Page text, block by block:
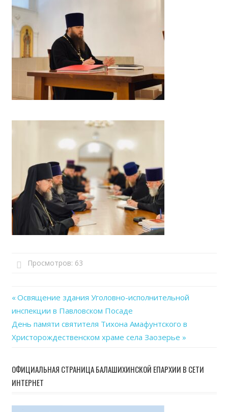
Просмотров: 63
Навигация
по
Previous
Post:
Освящение здания Уголовно-исполнительной
инспекции в Павловском Посаде
Next
Post:
День памяти святителя Тихона Амафунтского в
Христорождественском храме села Заозерье
ОФИЦИАЛЬНАЯ СТРАНИЦА БАЛАШИХИНСКОЙ ЕПАРХИИ В СЕТИ
ИНТЕРНЕТ